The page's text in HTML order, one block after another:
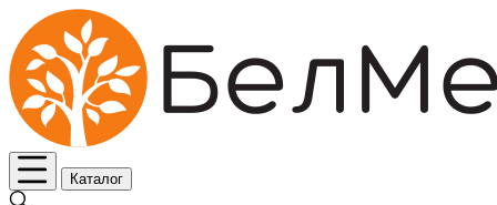
Каталог